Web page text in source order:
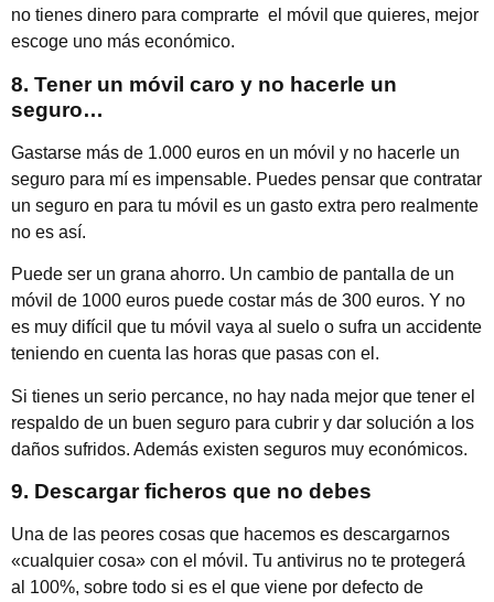
no tienes dinero para comprarte el móvil que quieres, mejor
escoge uno más económico.
8. Tener un móvil caro y no hacerle un
seguro…
Gastarse más de 1.000 euros en un móvil y no hacerle un
seguro para mí es impensable. Puedes pensar que contratar
un seguro en para tu móvil es un gasto extra pero realmente
no es así.
Puede ser un grana ahorro. Un cambio de pantalla de un
móvil de 1000 euros puede costar más de 300 euros. Y no
es muy difícil que tu móvil vaya al suelo o sufra un accidente
teniendo en cuenta las horas que pasas con el.
Si tienes un serio percance, no hay nada mejor que tener el
respaldo de un buen seguro para cubrir y dar solución a los
daños sufridos. Además existen seguros muy económicos.
9. Descargar ficheros que no debes
Una de las peores cosas que hacemos es descargarnos
«cualquier cosa» con el móvil. Tu antivirus no te protegerá
al 100%, sobre todo si es el que viene por defecto de